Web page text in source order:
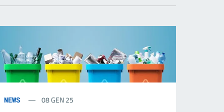
NEWS 08 GEN 25